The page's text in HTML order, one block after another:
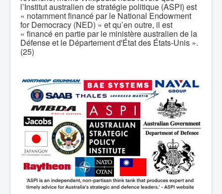
l’Institut australien de stratégie politique (ASPI) est
« notamment financé par le National Endowment
for Democracy (NED) » et qu’en outre, il est
« financé en partie par le ministère australien de la
Défense et le Département d'État des États-Unis ».
(25)